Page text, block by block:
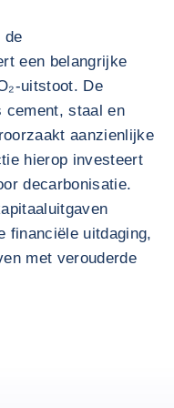
de
een belangrijke
uitstoot. De
cement, staal en
aanzienlijke
hierop investeert
decarbonisatie.
financiële uitdaging,
met verouderde